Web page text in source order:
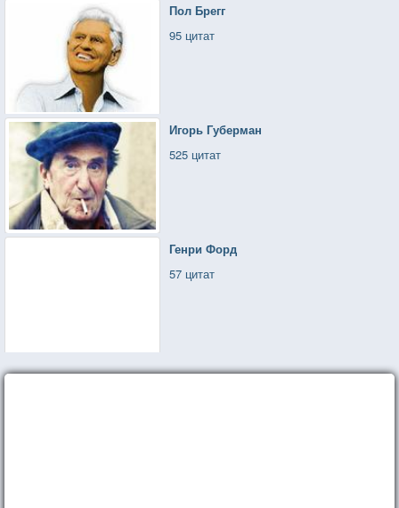
Пол Брегг
95 цитат
Игорь Губерман
525 цитат
Генри Форд
57 цитат